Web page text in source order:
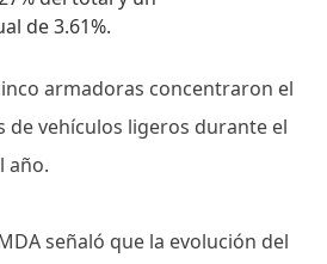
de 3.61%.
armadoras concentraron el
de vehículos ligeros durante el
año.
señaló que la evolución del